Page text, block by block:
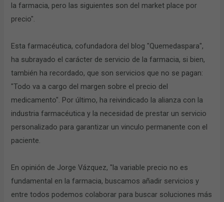
la farmacia, pero las siguientes son del market place por
precio".
Esta farmacéutica, cofundadora del blog "Quemedaspara",
ha subrayado el carácter de servicio de la farmacia, si bien,
también ha recordado, que son servicios que no se pagan:
"Todo va a cargo del margen sobre el precio del
medicamento". Por último, ha reivindicado la alianza con la
industria farmacéutica y la necesidad de prestar un servicio
personalizado para garantizar un vinculo permanente con el
paciente.
En opinión de Jorge Vázquez, "la variable precio no es
fundamental en la farmacia, buscamos añadir servicios y
entre todos podemos colaborar para buscar soluciones más